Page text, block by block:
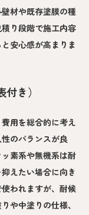
材や既存塗膜の種
り段階で施工内容
安心感が高まりま
き）
用を総合的に考え
のバランスが良
素系や無機系は耐
えたい場合に向き
われますが、耐候
や中塗りの仕様、